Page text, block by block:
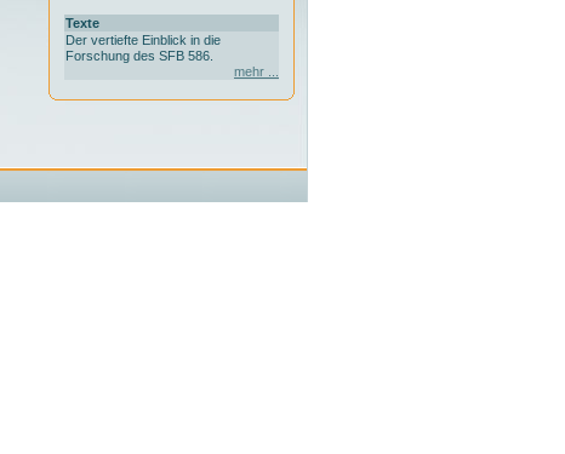
Texte
Der vertiefte Einblick in die
Forschung des SFB 586.
mehr ...